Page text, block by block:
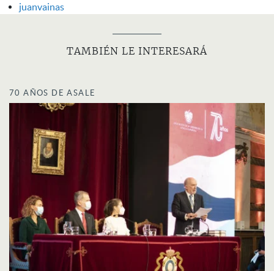
juanvainas
TAMBIÉN LE INTERESARÁ
70 AÑOS DE ASALE